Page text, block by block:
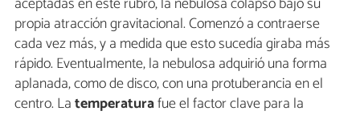
propia atracción gravitacional. Comenzó a contraerse
cada vez más, y a medida que esto sucedía giraba más
rápido. Eventualmente, la nebulosa adquirió una forma
aplanada, como de disco, con una protuberancia en el
centro. Latemperaturafue el factor clave para la